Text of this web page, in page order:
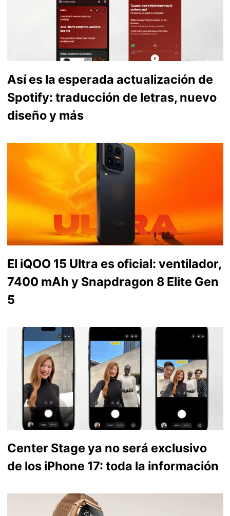
Así es la esperada actualización de
Spotify: traducción de letras, nuevo
diseño y más
El iQOO 15 Ultra es oficial: ventilador,
7400 mAh y Snapdragon 8 Elite Gen
5
Center Stage ya no será exclusivo
de los iPhone 17: toda la información